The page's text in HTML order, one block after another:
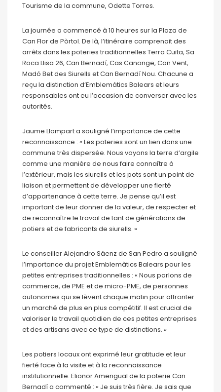
Tourisme de la commune, Odette Torres.
La journée a commencé à 10 heures sur la Plaza de
Can Flor de Pòrtol. De là, l’itinéraire comprenait des
arrêts dans les poteries traditionnelles Terra Cuita, Sa
Roca Llisa 26, Can Bernadí, Cas Canonge, Can Vent,
Madó Bet des Siurells et Can Bernadí Nou. Chacune a
reçu la distinction d’Emblemàtics Balears et leurs
responsables ont eu l’occasion de converser avec les
autorités.
Jaume Llompart a souligné l’importance de cette
reconnaissance : « Les poteries sont un lien dans une
commune très dispersée. Nous voyons la terre d’argile
comme une manière de nous faire connaître à
l’extérieur, mais les siurells et les pots sont un point de
liaison et permettent de développer une fierté
d’appartenance à cette terre. Je pense qu’il est
important de leur donner de la valeur, de respecter et
de reconnaître le travail de tant de générations de
potiers et de fabricants de siurells. »
Le conseiller Alejandro Sáenz de San Pedro a souligné
l’importance du projet Emblemàtics Balears pour les
petites entreprises traditionnelles : « Nous parlons de
commerce, de PME et de micro-PME, de personnes
autonomes qui se lèvent chaque matin pour affronter
un marché de plus en plus compétitif. Il est crucial de
valoriser le travail quotidien de ces petites entreprises
et des artisans avec ce type de distinctions. »
Les potiers locaux ont exprimé leur gratitude et leur
fierté face à la visite et à la reconnaissance
institutionnelle. Elionor Amengual de la poterie Can
Bernadí a commenté : « Je suis très fière. Je sais que